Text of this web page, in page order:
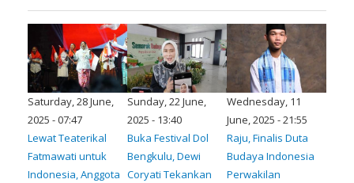
Saturday, 28 June,
2025 - 07:47
Lewat Teaterikal
Fatmawati untuk
Indonesia, Anggota
Sunday, 22 June,
2025 - 13:40
Buka Festival Dol
Bengkulu, Dewi
Coryati Tekankan
Wednesday, 11
June, 2025 - 21:55
Raju, Finalis Duta
Budaya Indonesia
Perwakilan